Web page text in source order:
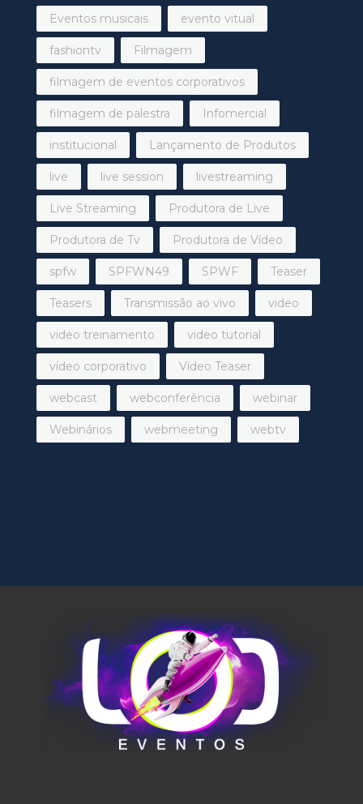
Eventos musicais evento vitual
fashiontv Filmagem
filmagem de eventos corporativos
filmagem de palestra Infomercial
institucional Lançamento de Produtos
live live session livestreaming
Live Streaming Produtora de Live
Produtora de Tv Produtora de Vídeo
spfw SPFWN49 SPWF Teaser
Teasers Transmissão ao vivo video
video treinamento video tutorial
vídeo corporativo Vídeo Teaser
webcast webconferência webinar
Webinários webmeeting webtv